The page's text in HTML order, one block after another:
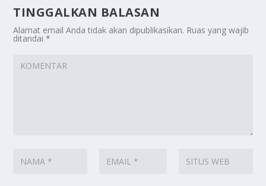
TINGGALKAN BALASAN
Alamat email Anda tidak akan dipublikasikan. Ruas yang wajib
ditandai*